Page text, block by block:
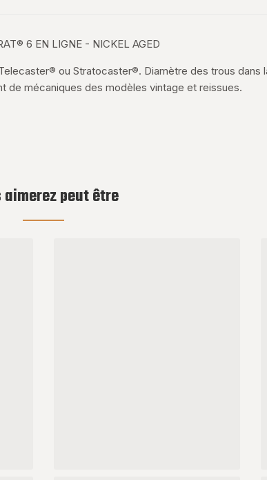
6 EN LIGNE - NICKEL AGED
ou Stratocaster®. Diamètre des trous dans
de mécaniques des modèles vintage et reissues.
aimerez peut être